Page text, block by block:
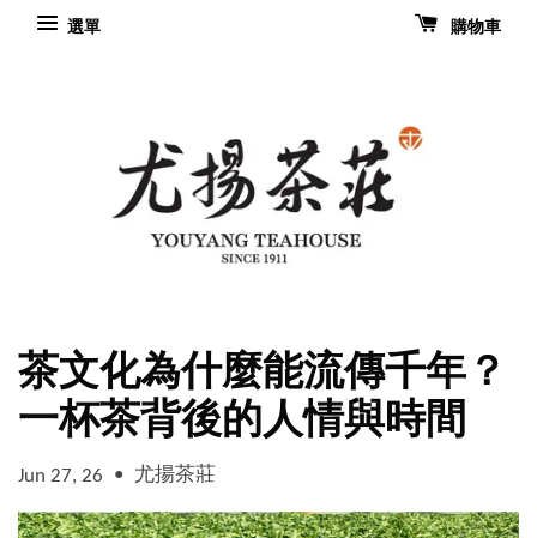
選單 購物車
茶文化為什麼能流傳千年？
一杯茶背後的人情與時間
Jun 27, 26 • 尤揚茶莊